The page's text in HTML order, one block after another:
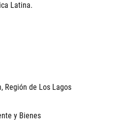
Latina.
Región de Los Lagos
y Bienes